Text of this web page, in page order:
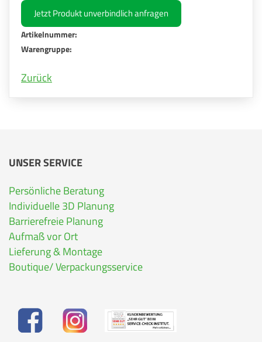
Jetzt Produkt unverbindlich anfragen
Artikelnummer:
Warengruppe:
Zurück
UNSER SERVICE
Persönliche Beratung
Individuelle 3D Planung
Barrierefreie Planung
Aufmaß vor Ort
Lieferung & Montage
Boutique/ Verpackungsservice